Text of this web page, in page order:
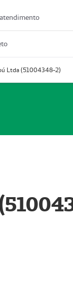
Ltda (51004348-2)